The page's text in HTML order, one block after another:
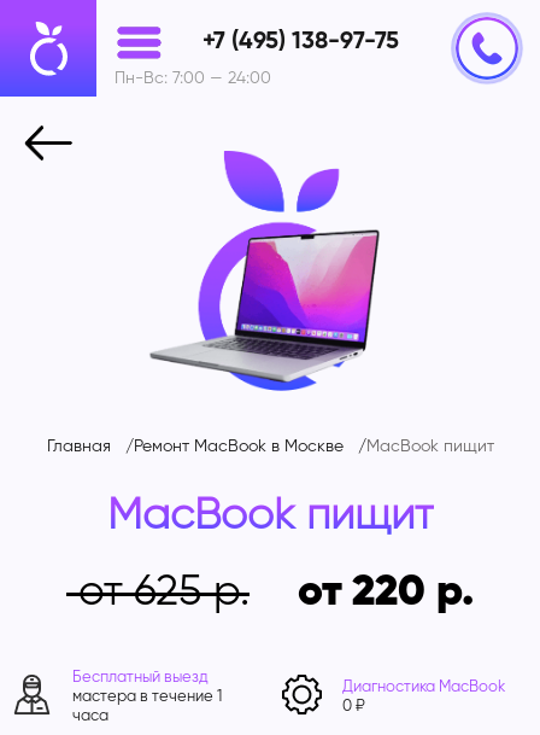
+7 (495) 138-97-75
Пн-Вс: 7:00 — 24:00
Главная Ремонт MacBook в Москве MacBook пищит
MacBook пищит
от 625
от 220
Бесплатный выезд
мастера в течение 1
часа
Диагностика MacBook
0 ₽